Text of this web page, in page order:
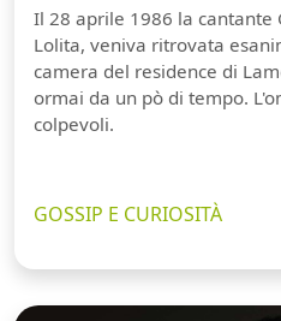
Il 28 aprile 1986 la cantante
Lolita, veniva ritrovata
camera del residence di
ormai da un pò di tempo.
colpevoli.
GOSSIP E CURIOSITÀ